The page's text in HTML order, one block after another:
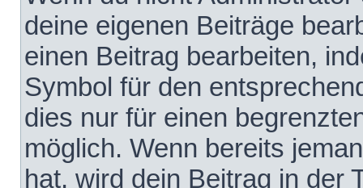
deine eigenen Beiträge
einen Beitrag bearbeiten,
Symbol für den
dies nur für einen
möglich. Wenn bereits
hat, wird dein Beitrag in der